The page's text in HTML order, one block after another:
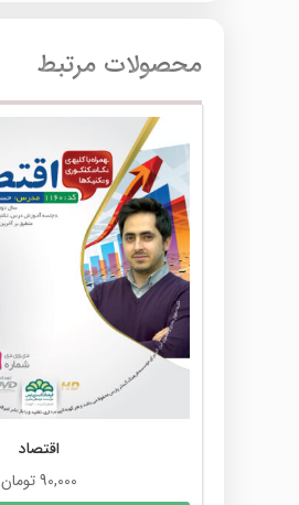
محصولات مرتبط
اقتصاد
90,000تومان